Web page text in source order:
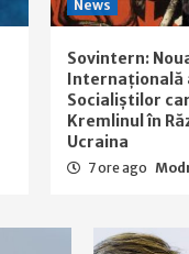
News
Sovintern:
Internațională
Socialiștilor
Kremlinul în
Ucraina
7 ore ago